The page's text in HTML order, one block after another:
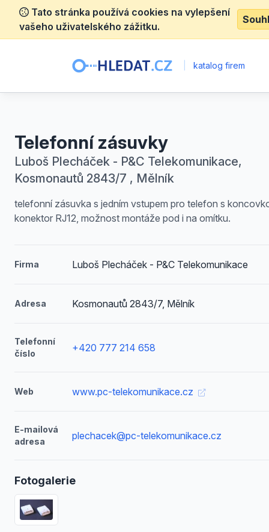
Tato stránka používá cookies na vylepšení
vašeho uživatelského zážitku.
katalog firem
Telefonní zásuvky
Luboš Plecháček - P&C Telekomunikace,
Kosmonautů 2843/7 , Mělník
telefonní zásuvka s jedním vstupem pro telefon s
konektor RJ12, možnost montáže pod i na omítku.
Firma Luboš Plecháček - P&C Telekomunikace
Adresa Kosmonautů 2843/7, Mělník
Telefonní
číslo
+420 777 214 658
Web www.pc-telekomunikace.cz
E-mailová
adresa
plechacek@pc-telekomunikace.cz
Fotogalerie